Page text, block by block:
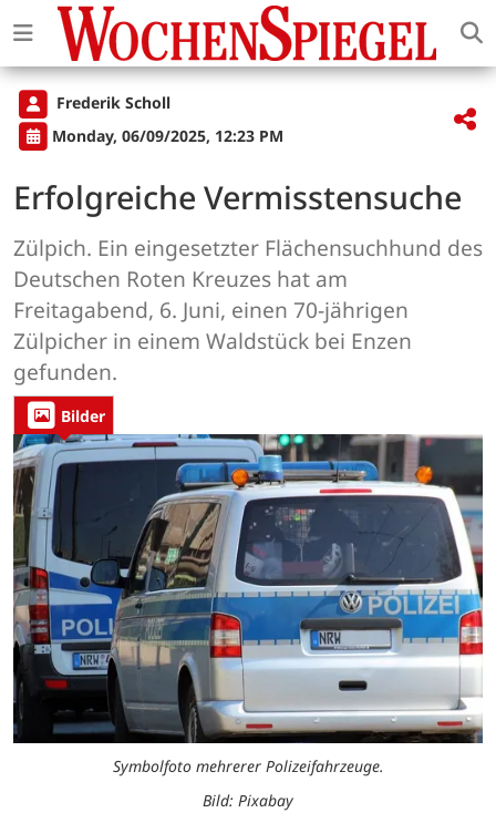
Frederik Scholl
Monday, 06/09/2025, 12:23 PM
Erfolgreiche Vermisstensuche
Zülpich. Ein eingesetzter Flächensuchhund des
Deutschen Roten Kreuzes hat am
Freitagabend, 6. Juni, einen 70-jährigen
Zülpicher in einem Waldstück bei Enzen
gefunden.
Bilder
Symbolfoto mehrerer Polizeifahrzeuge.
Bild: Pixabay